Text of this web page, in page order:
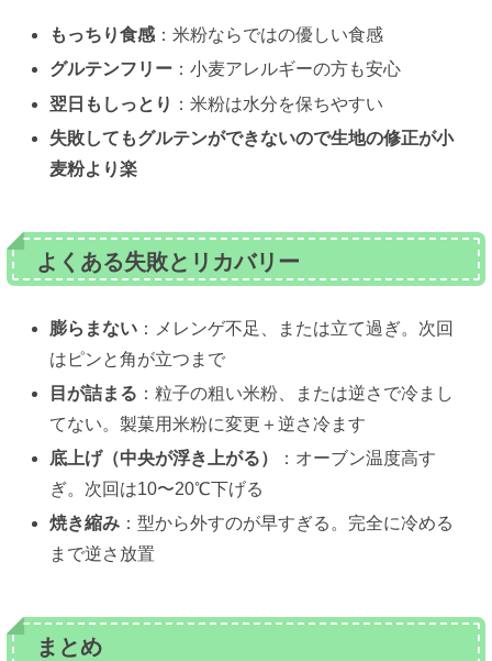
もっちり食感 ：米粉ならではの優しい食感
グルテンフリー ：小麦アレルギーの方も安心
翌日もしっとり ：米粉は水分を保ちやすい
失敗してもグルテンができないので生地の修正が小
麦粉より楽
よくある失敗とリカバリー
膨らまない ：メレンゲ不足、または立て過ぎ。次回
はピンと角が立つまで
目が詰まる ：粒子の粗い米粉、または逆さで冷まし
てない。製菓用米粉に変更＋逆さ冷ます
底上げ（中央が浮き上がる）
：オーブン温度高す
ぎ。次回は10〜20℃下げる
焼き縮み ：型から外すのが早すぎる。完全に冷める
まで逆さ放置
まとめ